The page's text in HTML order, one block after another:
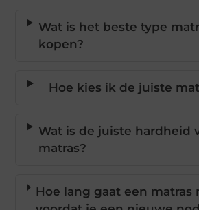
Wat is het beste type
kopen?
Hoe kies ik de juiste
Wat is de juiste hardheid
matras?
Hoe lang gaat een matras